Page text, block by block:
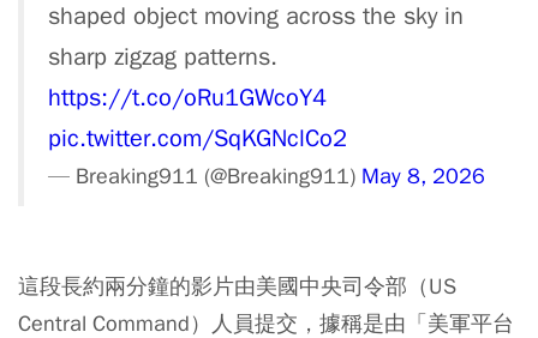
shaped object moving across the sky in
sharp zigzag patterns.
https://t.co/oRu1GWcoY4
pic.twitter.com/SqKGNclCo2
— Breaking911 (@Breaking911) May 8, 2026
這段長約兩分鐘的影片由美國中央司令部（US
Central Command）人員提交，據稱是由「美軍平台